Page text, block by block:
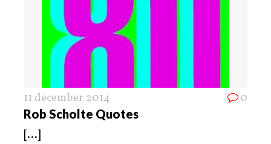
11 december 2014 0
Rob Scholte Quotes
[...]